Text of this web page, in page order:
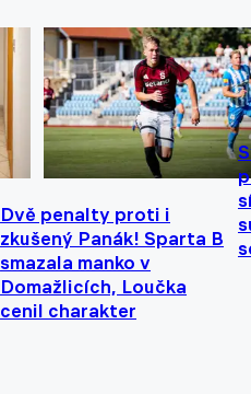
Dvě penalty proti i
zkušený Panák! Sparta B
smazala manko v
Domažlicích, Loučka
cenil charakter